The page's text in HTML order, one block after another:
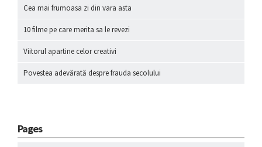
Cea mai frumoasa zi din vara asta
10 filme pe care merita sa le revezi
Viitorul apartine celor creativi
Povestea adevărată despre frauda secolului
Pages